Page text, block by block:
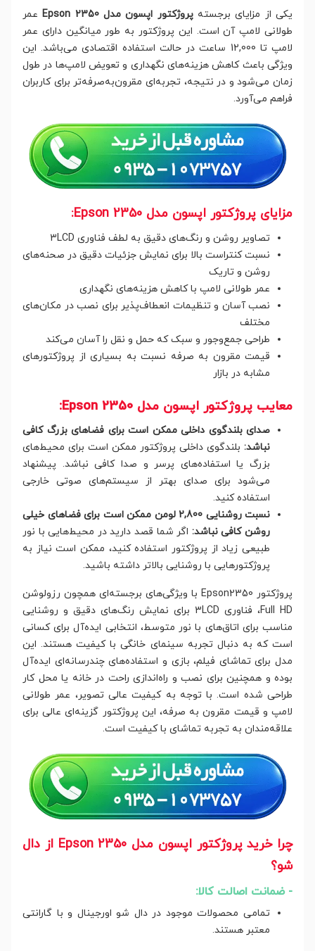
یکی از مزایای برجستهپروژکتور اپسون مدل Epson 2350
عمر
طولانی لامپ آن است. این پروژکتور به طور میانگین دارای عمر
لامپ تا 12,000 ساعت در حالت استفاده اقتصادی می‌باشد. این
ویژگی باعث کاهش هزینه‌های نگهداری و تعویض لامپ‌ها در طول
زمان می‌شود و در نتیجه، تجربه‌ای مقرون‌به‌صرفه‌تر برای کاربران
فراهم می‌آورد.
مزایای پروژکتور اپسون مدل Epson 2350:
تصاویر روشن و رنگ‌های دقیق به لطف فناوری 3LCD
نسبت کنتراست بالا برای نمایش جزئیات دقیق در صحنه‌های
روشن و تاریک
عمر طولانی لامپ با کاهش هزینه‌های نگهداری
نصب آسان و تنظیمات انعطاف‌پذیر برای نصب در مکان‌های
مختلف
طراحی جمع‌وجور و سبک که حمل و نقل را آسان می‌کند
قیمت مقرون به صرفه نسبت به بسیاری از پروژکتورهای
مشابه در بازار
معایب پروژکتور اپسون مدل Epson 2350:
صدای بلندگوی داخلی ممکن است برای فضاهای بزرگ کافی
نباشد: بلندگوی داخلی پروژکتور ممکن است برای محیط‌های
بزرگ یا استفاده‌های پرسر و صدا کافی نباشد. پیشنهاد
می‌شود برای صدای بهتر از سیستم‌های صوتی خارجی
استفاده کنید.
نسبت روشنایی 2,800 لومن ممکن است برای فضاهای خیلی
روشن کافی نباشد: اگر شما قصد دارید در محیط‌هایی با نور
طبیعی زیاد از پروژکتور استفاده کنید، ممکن است نیاز به
پروژکتورهایی با روشنایی بالاتر داشته باشید.
پروژکتور Epson2350 با ویژگی‌های برجسته‌ای همچون رزولوشن
Full HD، فناوری 3LCD برای نمایش رنگ‌های دقیق و روشنایی
مناسب برای اتاق‌های با نور متوسط، انتخابی ایده‌آل برای کسانی
است که به دنبال تجربه سینمای خانگی با کیفیت هستند. این
مدل برای تماشای فیلم، بازی و استفاده‌های چندرسانه‌ای ایده‌آل
بوده و همچنین برای نصب و راه‌اندازی راحت در خانه یا محل کار
طراحی شده است. با توجه به کیفیت عالی تصویر، عمر طولانی
لامپ و قیمت مقرون به صرفه، این پروژکتور گزینه‌ای عالی برای
علاقه‌مندان به تجربه تماشای با کیفیت است.
چرا خرید پروژکتور اپسون مدل Epson 2350 از دال
شو؟
- ضمانت اصالت کالا:
تمامی محصولات موجود در دال شو اورجینال و با گارانتی
معتبر هستند.